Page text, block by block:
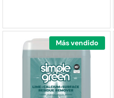
Más vendido